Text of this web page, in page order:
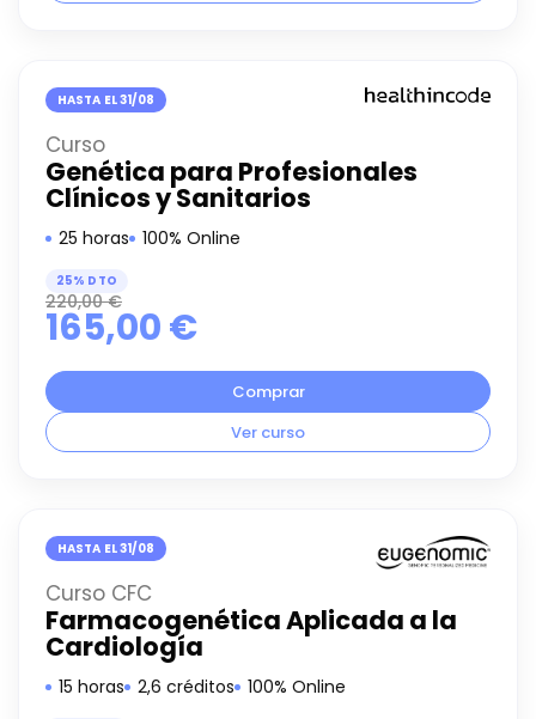
HASTA EL 31/08
Curso
Genética para Profesionales
Clínicos y Sanitarios
25 horas 100% Online
25% DTO
220,00€
165,00€
Comprar
Ver curso
HASTA EL 31/08
Curso CFC
Farmacogenética Aplicada a la
Cardiología
15 horas 2,6 créditos 100% Online